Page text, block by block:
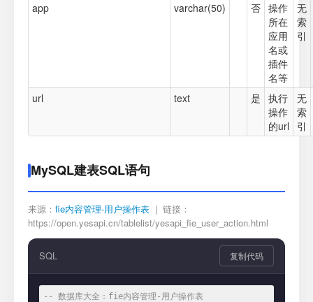
app
varchar(50) 否 操作
所在
应用
名或
插件
名等
无
索
引
url text 是 执行
操作
的url
无
索
引
MySQL建表SQL语句
来源： fie内容管理-用户操作表 | 链接：
https://open.yesapi.cn/tablelist/yesapi_fie_user_action.html
SQL 复制代码
-- 数据库大全：fie内容管理-用户操作表